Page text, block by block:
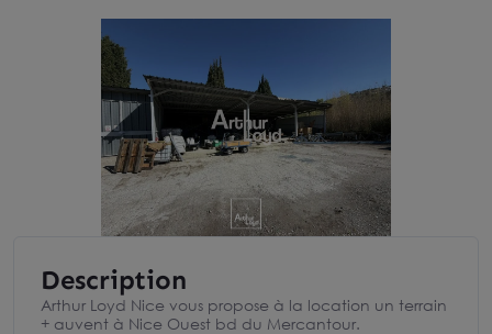
Description
Arthur Loyd Nice vous propose à la location un terrain
+ auvent à Nice Ouest bd du Mercantour.